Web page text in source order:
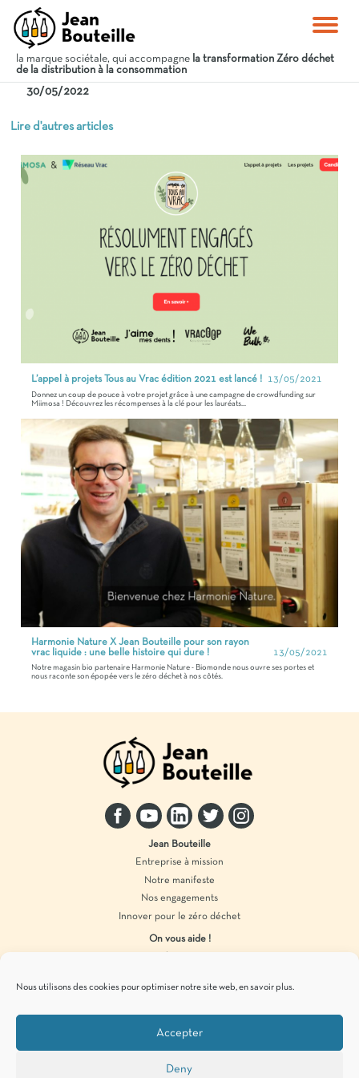
Nous utilisons des cookies pour optimiser notre site web, en savoir plus.
Accepter
Deny
la marque sociétale, qui accompagne la transformation Zéro déchet
de la distribution à la consommation
30/05/2022
Lire d'autres articles
L’appel à projets Tous au Vrac édition 2021 est lancé ! 13/05/2021
Donnez un coup de pouce à votre projet grâce à une campagne de crowdfunding sur
Miimosa ! Découvrez les récompenses à la clé pour les lauréats...
Harmonie Nature X Jean Bouteille pour son rayon
vrac liquide : une belle histoire qui dure !
13/05/2021
Notre magasin bio partenaire Harmonie Nature - Biomonde nous ouvre ses portes et
nous raconte son épopée vers le zéro déchet à nos côtés.
Jean Bouteille
Entreprise à mission
Notre manifeste
Nos engagements
Innover pour le zéro déchet
On vous aide !
Produits en vrac
Pour vous tenir informés de
zéro déchet, c’est par ici !